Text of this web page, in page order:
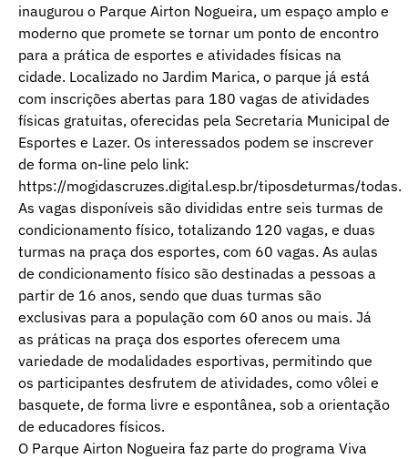
inaugurou o Parque Airton Nogueira, um espaço amplo e
moderno que promete se tornar um ponto de encontro
para a prática de esportes e atividades físicas na
cidade. Localizado no Jardim Marica, o parque já está
com inscrições abertas para 180 vagas de atividades
físicas gratuitas, oferecidas pela Secretaria Municipal de
Esportes e Lazer. Os interessados podem se inscrever
de forma on-line pelo link:
https://mogidascruzes.digital.esp.br/tiposdeturmas/todas.
As vagas disponíveis são divididas entre seis turmas de
condicionamento físico, totalizando 120 vagas, e duas
turmas na praça dos esportes, com 60 vagas. As aulas
de condicionamento físico são destinadas a pessoas a
partir de 16 anos, sendo que duas turmas são
exclusivas para a população com 60 anos ou mais. Já
as práticas na praça dos esportes oferecem uma
variedade de modalidades esportivas, permitindo que
os participantes desfrutem de atividades, como vôlei e
basquete, de forma livre e espontânea, sob a orientação
de educadores físicos.
O Parque Airton Nogueira faz parte do programa Viva